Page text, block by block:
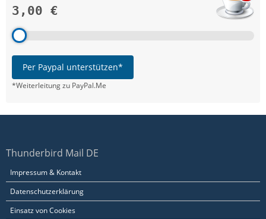
3,00 €
Per Paypal unterstützen*
*Weiterleitung zu PayPal.Me
Thunderbird Mail DE
Impressum & Kontakt
Datenschutzerklärung
Einsatz von Cookies